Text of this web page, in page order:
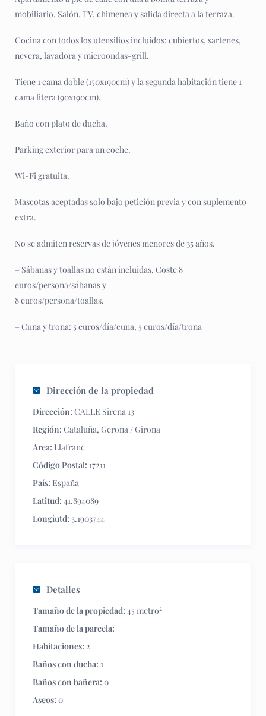
mobiliario. Salón, TV, chimenea y salida directa a la terraza.
Cocina con todos los utensilios incluidos: cubiertos, sartenes,
nevera, lavadora y microondas-grill.
Tiene 1 cama doble (150x190cm) y la segunda habitación tiene 1
cama litera (90x190cm).
Baño con plato de ducha.
Parking exterior para un coche.
Wi-Fi gratuita.
Mascotas aceptadas solo bajo petición previa y con suplemento
extra.
No se admiten reservas de jóvenes menores de 35 años.
– Sábanas y toallas no están incluidas. Coste 8
euros/persona/sábanas y
8 euros/persona/toallas.
– Cuna y trona: 5 euros/día/cuna, 5 euros/día/trona
Dirección de la propiedad
Dirección: CALLE Sirena 13
Región: Cataluña, Gerona / Girona
Area: Llafranc
Código Postal: 17211
País: España
Latitud: 41.894089
Longiutd: 3.1903744
Detalles
Tamaño de la propiedad: 45 metro2
Tamaño de la parcela:
Habitaciones: 2
Baños con ducha: 1
Baños con bañera: 0
Aseos: 0